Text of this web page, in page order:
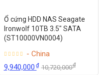
Ổ cứng HDD NAS Seagate
Ironwolf 10TB 3.5″ SATA
(ST10000VN0004)
- China
9,940,000₫ 10,720,000₫